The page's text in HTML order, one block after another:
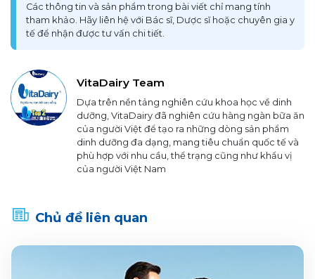
Các thông tin và sản phẩm trong bài viết chỉ mang tính
tham khảo. Hãy liên hệ với Bác sĩ, Dược sĩ hoặc chuyên gia y
tế để nhận được tư vấn chi tiết.
VitaDairy Team
Dựa trên nền tảng nghiên cứu khoa học về dinh
dưỡng, VitaDairy đã nghiên cứu hàng ngàn bữa ăn
của người Việt để tạo ra những dòng sản phẩm
dinh dưỡng đa dạng, mang tiêu chuẩn quốc tế và
phù hợp với nhu cầu, thể trạng cũng như khẩu vị
của người Việt Nam
Chủ đề liên quan